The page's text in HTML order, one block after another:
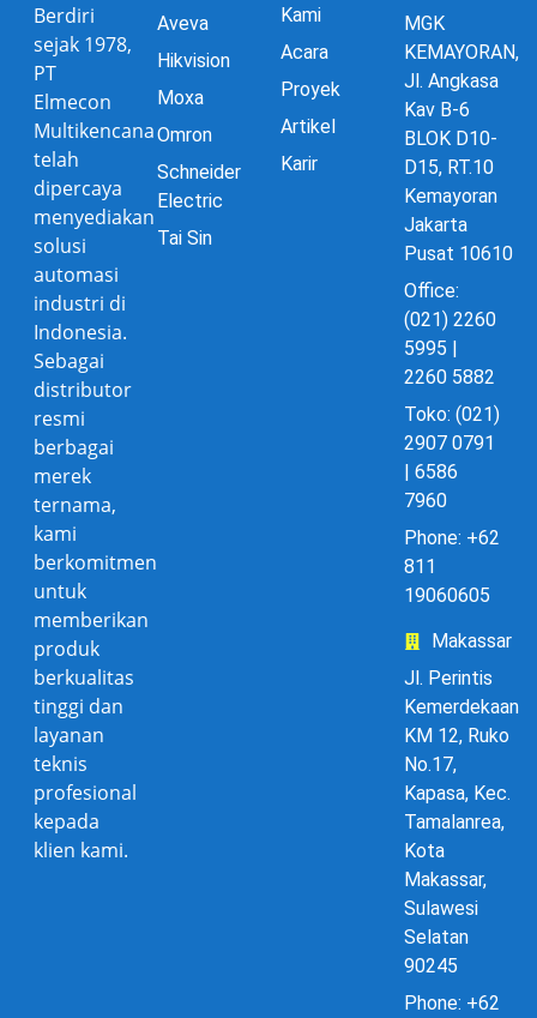
Berdiri
sejak 1978,
PT
Elmecon
Multikencana
telah
dipercaya
menyediakan
solusi
automasi
industri di
Indonesia.
Sebagai
distributor
resmi
berbagai
merek
ternama,
kami
berkomitmen
untuk
memberikan
produk
berkualitas
tinggi dan
layanan
teknis
profesional
kepada
klien kami.
Aveva
Hikvision
Moxa
Omron
Schneider
Electric
Tai Sin
Kami
Acara
Proyek
Artikel
Karir
MGK
KEMAYORAN,
Jl. Angkasa
Kav B-6
BLOK D10-
D15, RT.10
Kemayoran
Jakarta
Pusat 10610
Office:
(021) 2260
5995 |
2260 5882
Toko: (021)
2907 0791
| 6586
7960
Phone: +62
811
19060605
Makassar
Jl. Perintis
Kemerdekaan
KM 12, Ruko
No.17,
Kapasa, Kec.
Tamalanrea,
Kota
Makassar,
Sulawesi
Selatan
90245
Phone: +62